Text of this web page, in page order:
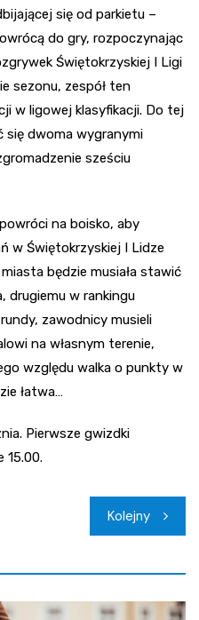
się od parkietu –
do gry, rozpoczynając
Świętokrzyskiej I Ligi
sezonu, zespół ten
w ligowej klasyfikacji. Do tej
się dwoma wygranymi
sześciu
na boisko, aby
w Świętokrzyskiej I Lidze
będzie musiała stawić
drugiemu w rankingu
zawodnicy musieli
na własnym terenie,
względu walka o punkty w
łatwa…
Pierwsze gwizdki
15.00.
Kolejny